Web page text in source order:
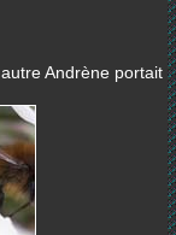
Andrène portait